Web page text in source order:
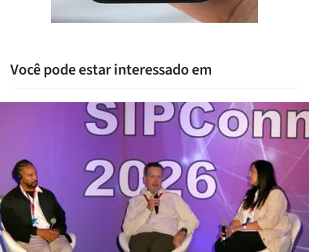
Você pode estar interessado em